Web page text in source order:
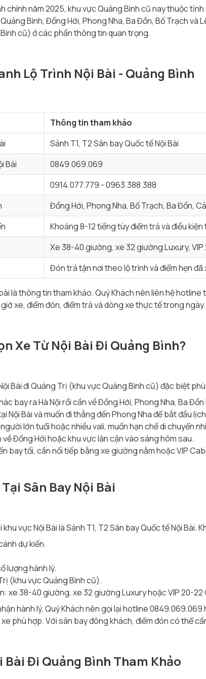
chính năm 2025, khu vực Quảng Bình cũ nay thuộc
Bình, Đồng Hới, Phong Nha, Ba Đồn, Bố Trạch và
cũ) ở các phần thông tin quan trọng.
Lộ Trình Nội Bài - Quảng Bình
Thông tin tham khảo
Sảnh T1, T2 Sân bay Quốc tế Nội Bài
Bài
0849.069.069
0914.077.779 - 0963.388.388
Đồng Hới, Phong Nha, Bố Trạch, Ba Đồn,
Khoảng 8-12 tiếng tùy điểm trả và điều
Xe 38-40 giường, xe 32 giường Luxury,
Đón trả tận nơi theo lộ trình và điểm hẹn đã
là thông tin tham khảo. Quý Khách nên liên hệ
xe, điểm đón, điểm trả và dòng xe thực tế trong ngày.
Xe Từ Nội Bài Đi Quảng Bình?
Bài đi Quảng Trị (khu vực Quảng Bình cũ) đặc biệt
bay ra Hà Nội rồi cần về Đồng Hới, Phong Nha, Ba
Nội Bài và muốn đi thẳng đến Phong Nha để bắt đầu
lớn tuổi hoặc nhiều vali, muốn hạn chế di chuyển
Đồng Hới hoặc khu vực lân cận vào sáng hôm sau.
bay tối, cần nối tiếp bằng xe giường nằm hoặc VIP
Sân Bay Nội Bài
vực Nội Bài là Sảnh T1, T2 Sân bay Quốc tế Nội Bài.
dự kiến.
lượng hành lý.
(khu vực Quảng Bình cũ).
xe 38-40 giường, xe 32 giường Luxury hoặc VIP 20-22
hành lý, Quý Khách nên gọi lại hotline
phù hợp. Với sân bay đông khách, điểm đón có thể
Bài Đi Quảng Bình Tham Khảo